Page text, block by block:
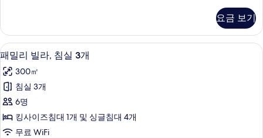
진
모
두
보
기
1
개
(2
Single
Bed)
자
세
히
보
기
요금 보기
패
밀
리
빌
라,
침
패밀리 빌라, 침실 3개 | 객실 내 금고,
19
패밀리 빌라, 침실 3개
300㎡
침실 3개
6명
킹사이즈침대 1개 및 싱글침대 4개
무료 WiFi